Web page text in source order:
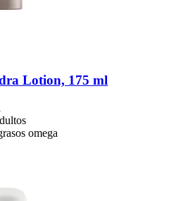
Lotion, 175 ml
omega